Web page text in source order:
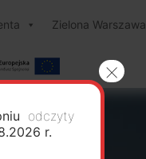
Zielona Warszawa
odczyty
r.
×